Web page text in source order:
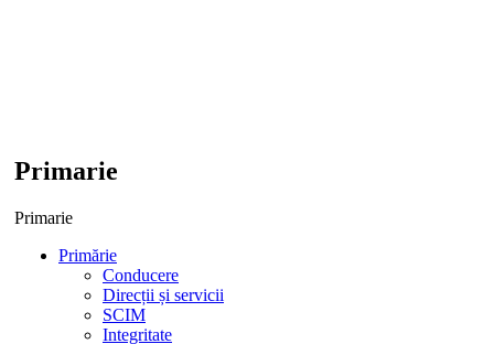
Primarie
Primarie
Primărie
Conducere
Direcții și servicii
SCIM
Integritate